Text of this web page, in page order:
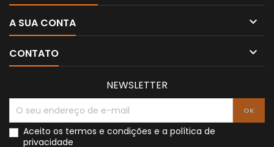
A SUA CONTA 
CONTATO 
NEWSLETTER
Aceito os termos e condições e a política de
privacidade